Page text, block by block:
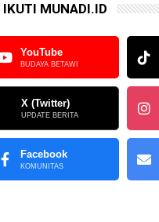
IKUTI MUNADI.ID
YouTube
BUDAYA BETAWI
X (Twitter)
UPDATE BERITA
Facebook
KOMUNITAS